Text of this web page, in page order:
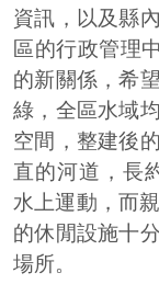
資訊，以及縣
區的行政管理
的新關係，希
綠，全區水域
空間，整建後
直的河道，長
水上運動，而
的休閒設施十
場所。